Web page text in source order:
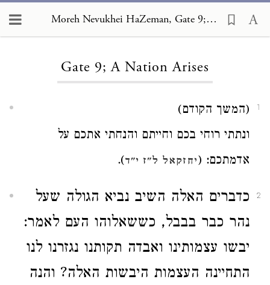
Moreh Nevukhei HaZeman, Gate 9; A Nation Arises
Gate 9; A Nation Arises
1
(המשך הקודם)
ונתתי רוחי בכם וחייתם והנחתי אתכם על
אדמתכם: (יחזקאל ל"ז י"ד).
2
כדברים האלה השיב נביא הגולה שעל
נהר כבר בבבל, כששאלוהו העם לאמר:
יבשו עצמותינו ‏ואבדה תקותנו‏ נגזרנו לנו
התחיינה העצמות היבשות האלה? והנה